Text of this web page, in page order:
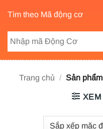
Tìm theo Mã động cơ
Trang chủ / Sản